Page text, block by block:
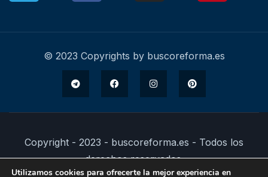
© 2023 Copyrights by buscoreforma.es
Copyright - 2023 - buscoreforma.es - Todos los
derechos reservados.
Utilizamos cookies para ofrecerte la mejor experiencia en